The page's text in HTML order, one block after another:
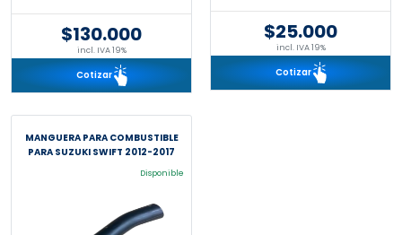
$130.000
incl. IVA 19%
Cotizar
$25.000
incl. IVA 19%
Cotizar
MANGUERA PARA COMBUSTIBLE
PARA SUZUKI SWIFT 2012-2017
Disponible